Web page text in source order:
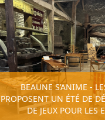
BEAUNE S’ANIME -
PROPOSENT UN ÉTÉ DE
DE JEUX POUR LES